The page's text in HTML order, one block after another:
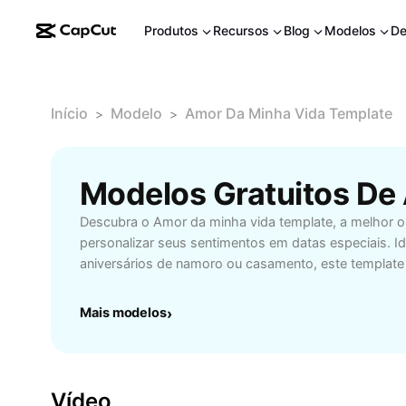
Produtos Recursos Blog Modelos
Início > Modelo > Amor Da Minha Vida Template
Descubra o Amor da minha vida template, a melhor
personalizar seus sentimentos em datas especiais.
aniversários de namoro ou casamento, este
mensagens, fotos e designs de forma simples e
sentimentos verdadeiros com quem mais importa,
Mais modelos›